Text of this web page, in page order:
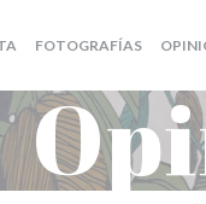
FOTOGRAFÍAS